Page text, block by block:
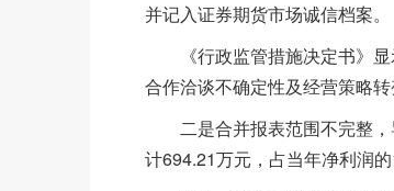
并记入证券期货市场诚信档案。
《行政监管措施决定书》显
合作洽谈不确定性及经营策略
二是合并报表范围不完整，
计694.21万元，占当年净利润的